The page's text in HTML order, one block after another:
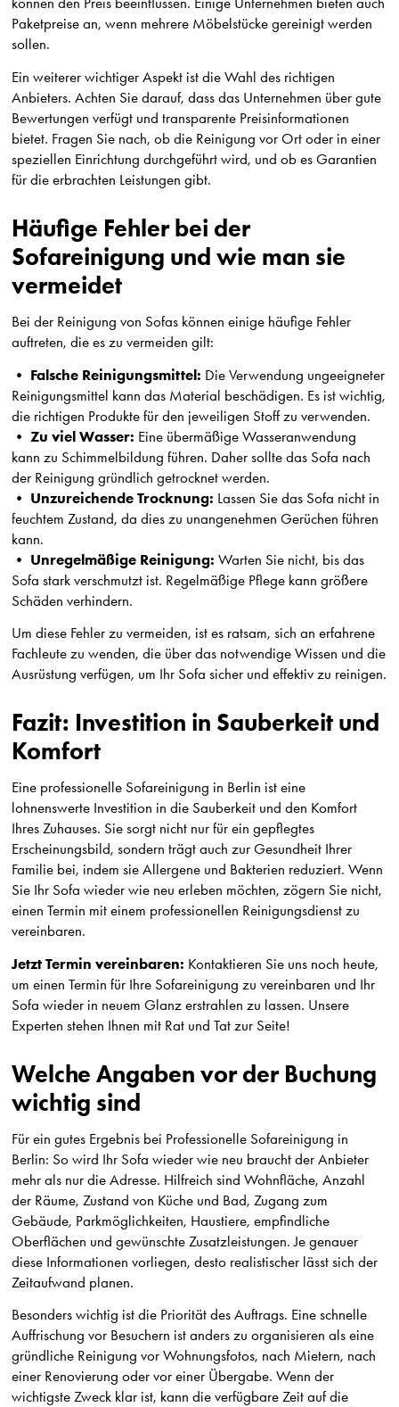
können den Preis beeinflussen. Einige Unternehmen bieten auch
Paketpreise an, wenn mehrere Möbelstücke gereinigt werden
sollen.
Ein weiterer wichtiger Aspekt ist die Wahl des richtigen
Anbieters. Achten Sie darauf, dass das Unternehmen über gute
Bewertungen verfügt und transparente Preisinformationen
bietet. Fragen Sie nach, ob die Reinigung vor Ort oder in einer
speziellen Einrichtung durchgeführt wird, und ob es Garantien
für die erbrachten Leistungen gibt.
Häufige Fehler bei der
Sofareinigung und wie man sie
vermeidet
Bei der Reinigung von Sofas können einige häufige Fehler
auftreten, die es zu vermeiden gilt:
• Falsche Reinigungsmittel: Die Verwendung ungeeigneter
Reinigungsmittel kann das Material beschädigen. Es ist wichtig,
die richtigen Produkte für den jeweiligen Stoff zu verwenden.
• Zu viel Wasser: Eine übermäßige Wasseranwendung
kann zu Schimmelbildung führen. Daher sollte das Sofa nach
der Reinigung gründlich getrocknet werden.
• Unzureichende Trocknung: Lassen Sie das Sofa nicht in
feuchtem Zustand, da dies zu unangenehmen Gerüchen führen
kann.
• Unregelmäßige Reinigung: Warten Sie nicht, bis das
Sofa stark verschmutzt ist. Regelmäßige Pflege kann größere
Schäden verhindern.
Um diese Fehler zu vermeiden, ist es ratsam, sich an erfahrene
Fachleute zu wenden, die über das notwendige Wissen und die
Ausrüstung verfügen, um Ihr Sofa sicher und effektiv zu reinigen.
Fazit: Investition in Sauberkeit und
Komfort
Eine professionelle Sofareinigung in Berlin ist eine
lohnenswerte Investition in die Sauberkeit und den Komfort
Ihres Zuhauses. Sie sorgt nicht nur für ein gepflegtes
Erscheinungsbild, sondern trägt auch zur Gesundheit Ihrer
Familie bei, indem sie Allergene und Bakterien reduziert. Wenn
Sie Ihr Sofa wieder wie neu erleben möchten, zögern Sie nicht,
einen Termin mit einem professionellen Reinigungsdienst zu
vereinbaren.
Jetzt Termin vereinbaren: Kontaktieren Sie uns noch heute,
um einen Termin für Ihre Sofareinigung zu vereinbaren und Ihr
Sofa wieder in neuem Glanz erstrahlen zu lassen. Unsere
Experten stehen Ihnen mit Rat und Tat zur Seite!
Welche Angaben vor der Buchung
wichtig sind
Für ein gutes Ergebnis bei Professionelle Sofareinigung in
Berlin: So wird Ihr Sofa wieder wie neu braucht der Anbieter
mehr als nur die Adresse. Hilfreich sind Wohnfläche, Anzahl
der Räume, Zustand von Küche und Bad, Zugang zum
Gebäude, Parkmöglichkeiten, Haustiere, empfindliche
Oberflächen und gewünschte Zusatzleistungen. Je genauer
diese Informationen vorliegen, desto realistischer lässt sich der
Zeitaufwand planen.
Besonders wichtig ist die Priorität des Auftrags. Eine schnelle
Auffrischung vor Besuchern ist anders zu organisieren als eine
gründliche Reinigung vor Wohnungsfotos, nach Mietern, nach
einer Renovierung oder vor einer Übergabe. Wenn der
wichtigste Zweck klar ist, kann die verfügbare Zeit auf die